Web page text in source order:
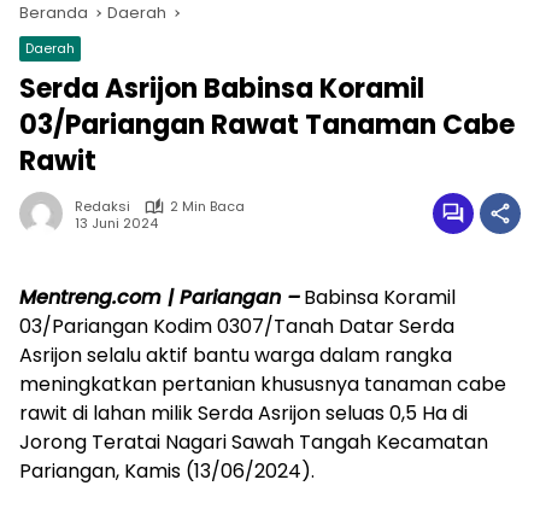
Beranda Daerah
Daerah
Serda Asrijon Babinsa Koramil
03/Pariangan Rawat Tanaman Cabe
Rawit
Redaksi
2 Min Baca
13 Juni 2024
Mentreng.com | Pariangan –Babinsa Koramil
03/Pariangan Kodim 0307/Tanah Datar Serda
Asrijon selalu aktif bantu warga dalam rangka
meningkatkan pertanian khususnya tanaman cabe
rawit di lahan milik Serda Asrijon seluas 0,5 Ha di
Jorong Teratai Nagari Sawah Tangah Kecamatan
Pariangan, Kamis (13/06/2024).